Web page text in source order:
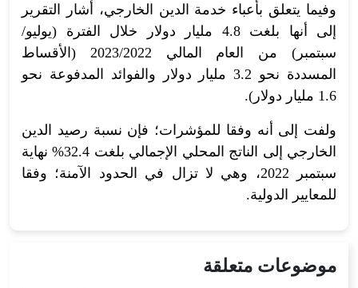
وفيما يتعلق بأعباء خدمة الدين الخارجي، أشار التقرير
إلى أنها بلغت 4.8 مليار دولار خلال الفترة (يوليو/
سبتمبر) من العام المالي 2023/2022 (الأقساط
المسددة نحو 3.2 مليار دولار والفوائد المدفوعة نحو
1.6 مليار دولار).
ولفت إلى أنه وفقا للمؤشرات؛ فإن نسبة رصيد الدين
الخارجي إلى الناتج المحلي الإجمالي بلغت 32.4% نهاية
سبتمبر 2022، وهي لا تزال في الحدود الآمنة؛ وفقا
للمعايير الدولية.
موضوعات متعلقة